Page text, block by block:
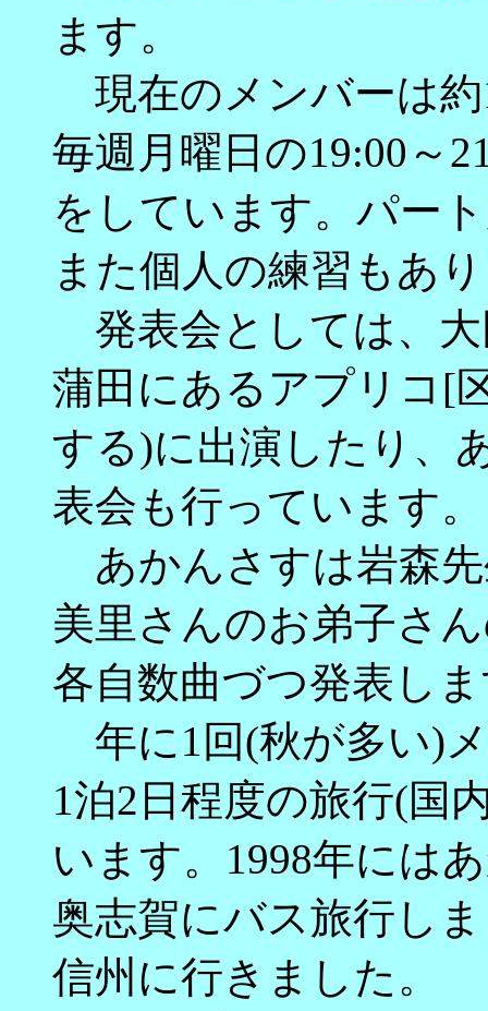
ます。
現在のメンバーは約
毎週月曜日の19:00～
をしています。パー
また個人の練習もあ
発表会としては、大
蒲田にあるアプリコ[
する)に出演したり、
表会も行っています。
あかんさすは岩森
美里さんのお弟子さ
各自数曲づつ発表し
年に1回(秋が多い)
1泊2日程度の旅行(国
います。1998年には
奥志賀にバス旅行し
信州に行きました。